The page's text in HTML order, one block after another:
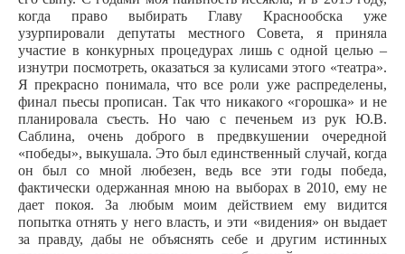
когда право выбирать Главу Краснообска уже
узурпировали депутаты местного Совета, я приняла
участие в конкурных процедурах лишь с одной целью –
изнутри посмотреть, оказаться за кулисами этого «театра».
Я прекрасно понимала, что все роли уже распределены,
финал пьесы прописан. Так что никакого «горошка» и не
планировала съесть. Но чаю с печеньем из рук Ю.В.
Саблина, очень доброго в предвкушении очередной
«победы», выкушала. Это был единственный случай, когда
он был со мной любезен, ведь все эти годы победа,
фактически одержанная мною на выборах в 2010, ему не
дает покоя. За любым моим действием ему видится
попытка отнять у него власть, и эти «видения» он выдает
за правду, дабы не объяснять себе и другим истинных